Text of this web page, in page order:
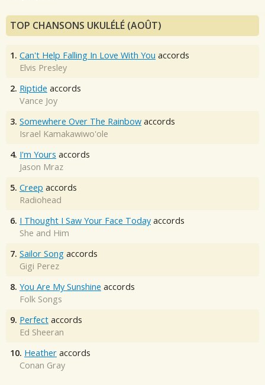
TOP CHANSONS UKULÉLÉ (AOÛT)
1. Can't Help Falling In Love With You accords
Elvis Presley
2. Riptide accords
Vance Joy
3. Somewhere Over The Rainbow accords
Israel Kamakawiwo'ole
4. I'm Yours accords
Jason Mraz
5. Creep accords
Radiohead
6. I Thought I Saw Your Face Today accords
She and Him
7. Sailor Song accords
Gigi Perez
8. You Are My Sunshine accords
Folk Songs
9. Perfect accords
Ed Sheeran
10. Heather accords
Conan Gray